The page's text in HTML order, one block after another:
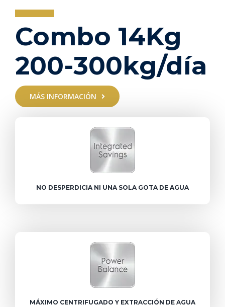
Skip
contentCombo 14Kg
200-300kg/día
MÁS INFORMACIÓN
NO DESPERDICIA NI UNA SOLA GOTA DE AGUA
MÁXIMO CENTRIFUGADO Y EXTRACCIÓN DE AGUA